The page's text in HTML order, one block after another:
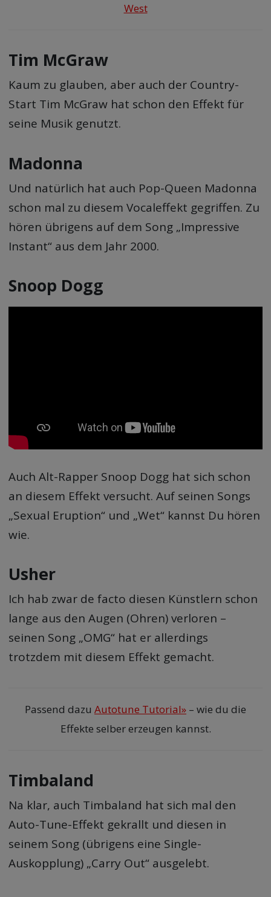
West
Tim McGraw
Kaum zu glauben, aber auch der Country-
Start Tim McGraw hat schon den Effekt für
seine Musik genutzt.
Madonna
Und natürlich hat auch Pop-Queen Madonna
schon mal zu diesem Vocaleffekt gegriffen. Zu
hören übrigens auf dem Song „Impressive
Instant“ aus dem Jahr 2000.
Snoop Dogg
Auch Alt-Rapper Snoop Dogg hat sich schon
an diesem Effekt versucht. Auf seinen Songs
„Sexual Eruption“ und „Wet“ kannst Du hören
wie.
Usher
Ich hab zwar de facto diesen Künstlern schon
lange aus den Augen (Ohren) verloren –
seinen Song „OMG“ hat er allerdings
trotzdem mit diesem Effekt gemacht.
Passend dazu Autotune Tutorial» – wie du die
Effekte selber erzeugen kannst.
Timbaland
Na klar, auch Timbaland hat sich mal den
Auto-Tune-Effekt gekrallt und diesen in
seinem Song (übrigens eine Single-
Auskopplung) „Carry Out“ ausgelebt.